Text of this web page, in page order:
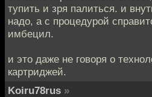
тупить и зря палиться. и
надо, а с процедурой
имбецил.
и это даже не говоря о
картриджей.
Koiru78rus »